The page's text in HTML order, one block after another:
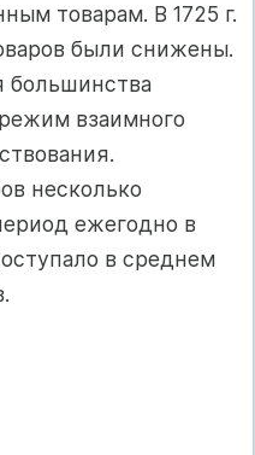
товарам. В 1725 г.
были снижены.
большинства
взаимного
несколько
ежегодно в
в среднем